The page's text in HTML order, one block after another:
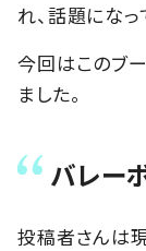
れ、話題になっ
今回はこのブ
ました。
バレー
投稿者さんは